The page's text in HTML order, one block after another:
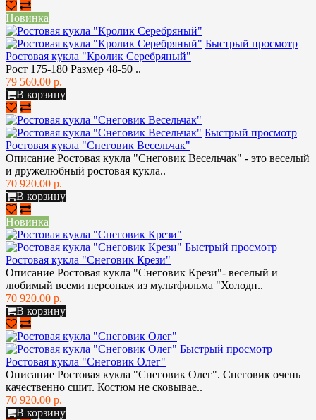
Новинка
Быстрый просмотр
Ростовая кукла "Кролик Серебряный"
Рост 175-180 Размер 48-50 ..
79 560.00 р.
В корзину
Быстрый просмотр
Ростовая кукла "Снеговик Весельчак"
Описание Ростовая кукла "Снеговик Весельчак" - это веселый
и дружелюбный ростовая кукла..
70 920.00 р.
В корзину
Новинка
Быстрый просмотр
Ростовая кукла "Снеговик Крези"
Описание Ростовая кукла "Снеговик Крези"- веселый и
любимый всеми персонаж из мультфильма "Холодн..
70 920.00 р.
В корзину
Быстрый просмотр
Ростовая кукла "Снеговик Олег"
Описание Ростовая кукла "Снеговик Олег". Снеговик очень
качественно сшит. Костюм не сковывае..
70 920.00 р.
В корзину